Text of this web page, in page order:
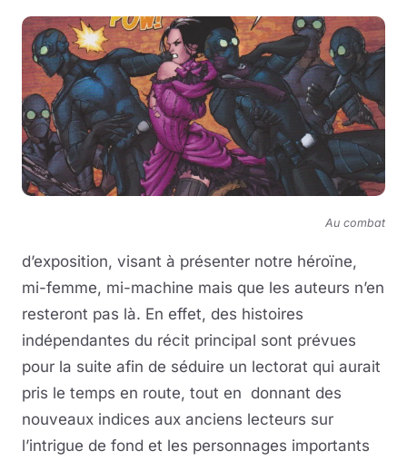
Au combat
d’exposition, visant à présenter notre héroïne,
mi-femme, mi-machine mais que les auteurs n’en
resteront pas là. En effet, des histoires
indépendantes du récit principal sont prévues
pour la suite afin de séduire un lectorat qui aurait
pris le temps en route, tout en donnant des
nouveaux indices aux anciens lecteurs sur
l’intrigue de fond et les personnages importants